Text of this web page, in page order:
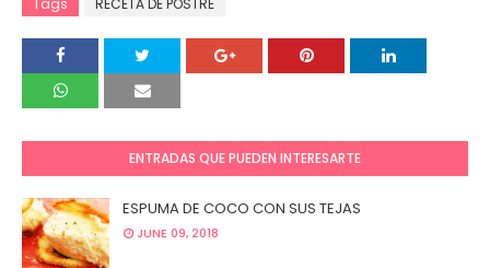
Tags RECETA DE POSTRE
ENTRADAS QUE PUEDEN INTERESARTE
ESPUMA DE COCO CON SUS TEJAS
JUNE 09, 2018